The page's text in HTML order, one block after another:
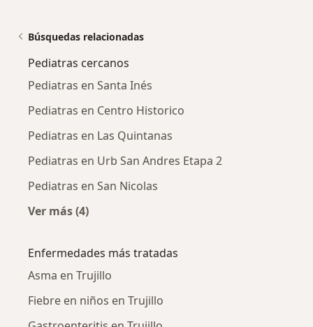
Búsquedas relacionadas
Pediatras cercanos
Pediatras en Santa Inés
Pediatras en Centro Historico
Pediatras en Las Quintanas
Pediatras en Urb San Andres Etapa 2
Pediatras en San Nicolas
Ver más (4)
Enfermedades más tratadas
Asma en Trujillo
Fiebre en niños en Trujillo